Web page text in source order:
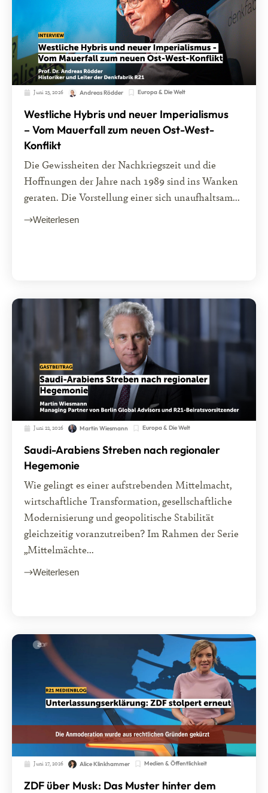
Juni 23, 2026 Andreas Rödder Europa & Die Welt
Westliche Hybris und neuer Imperialismus
– Vom Mauerfall zum neuen Ost-West-
Konflikt
Die Gewissheiten der Nachkriegszeit und die
Hoffnungen der Jahre nach 1989 sind ins Wanken
geraten. Die Vorstellung einer sich unaufhaltsam...
Weiterlesen
Juni 22, 2026 Martin Wiesmann Europa & Die Welt
Saudi-Arabiens Streben nach regionaler
Hegemonie
Wie gelingt es einer aufstrebenden Mittelmacht,
wirtschaftliche Transformation, gesellschaftliche
Modernisierung und geopolitische Stabilität
gleichzeitig voranzutreiben? Im Rahmen der Serie
„Mittelmächte...
Weiterlesen
Juni 17, 2026 Alice Klinkhammer Medien & Öffentlichkeit
ZDF über Musk: Das Muster hinter dem